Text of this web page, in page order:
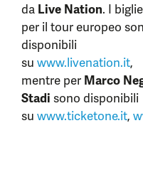
da Live Nation. I
per il tour europeo
disponibili
su www.livenation.it,
mentre per Marco
Stadi sono disponibili
su www.ticketone.it,